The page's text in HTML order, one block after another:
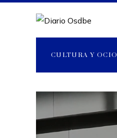
CULTURA Y OCIO